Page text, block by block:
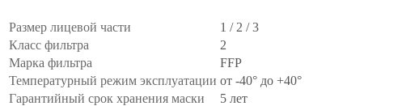
Размер лицевой части
1 / 2 / 3
Класс фильтра
2
Марка фильтра
FFP
Температурный режим эксплуатации от -40° до +40°
Гарантийный срок хранения маски
5 лет